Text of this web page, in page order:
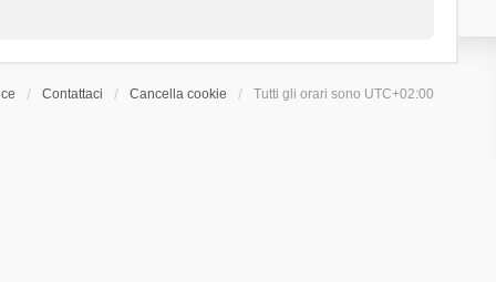
Contattaci Cancella cookie Tutti gli orari sono UTC+02:00